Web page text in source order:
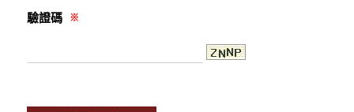
驗證碼 ※